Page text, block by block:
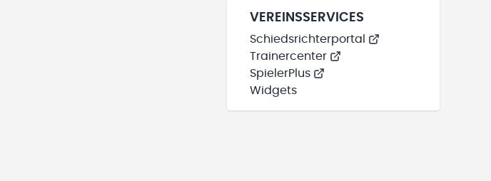
VEREINSSERVICES
Schiedsrichterportal
Trainercenter
SpielerPlus
Widgets